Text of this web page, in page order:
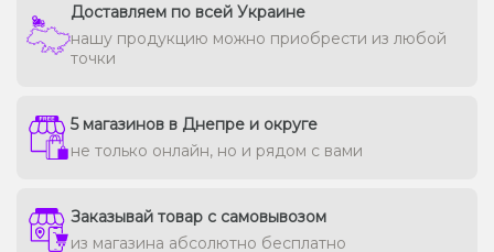
Доставляем по всей Украине
нашу продукцию можно приобрести из любой
точки
5 магазинов в Днепре и округе
не только онлайн, но и рядом с вами
Заказывай товар с самовывозом
из магазина абсолютно бесплатно